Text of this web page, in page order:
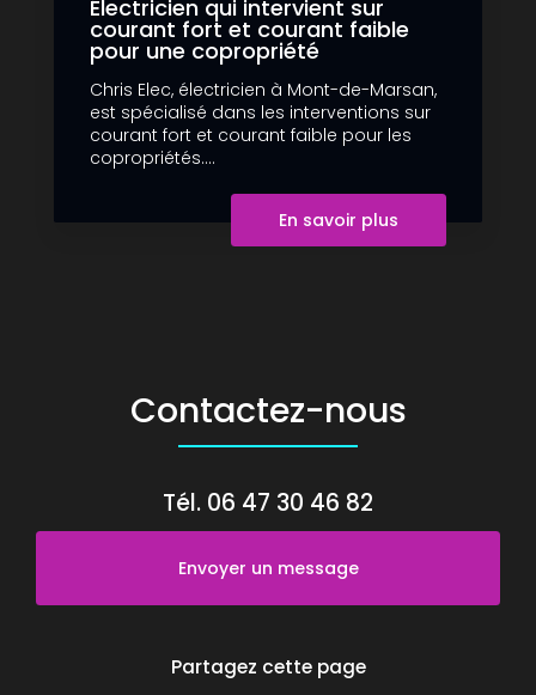
Électricien qui intervient sur
courant fort et courant faible
pour une copropriété
Chris Elec, électricien à Mont-de-Marsan,
est spécialisé dans les interventions sur
courant fort et courant faible pour les
copropriétés....
En savoir plus
Contactez-nous
Tél. 06 47 30 46 82
Envoyer un message
Partagez cette page